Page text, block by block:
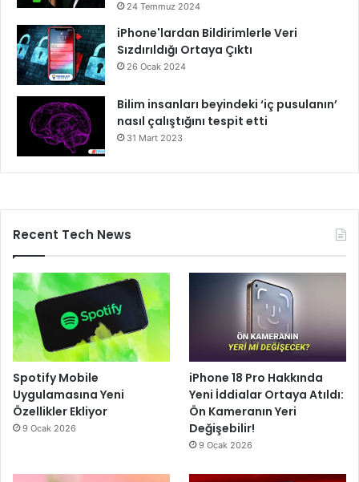
24 Temmuz 2024
iPhone'lardan Bildirimlerle Veri
Sızdırıldığı Ortaya Çıktı
26 Ocak 2024
Bilim insanları beyindeki ‘iç pusulanın’
nasıl çalıştığını tespit etti
31 Mart 2023
Recent Tech News
Spotify Mobile
Uygulamasına Yeni
Özellikler Ekliyor
9 Ocak 2026
iPhone 18 Pro Hakkında
Yeni İddialar Ortaya Atıldı:
Ön Kameranın Yeri
Değişebilir!
9 Ocak 2026